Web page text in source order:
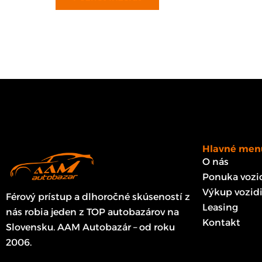
Férový prístup a dlhoročné skúseností z
nás robia jeden z TOP autobazárov na
Slovensku. AAM Autobazár – od roku
2006.
Hlavné
O nás
Ponuka
Výkup
Leasing
Kontakt